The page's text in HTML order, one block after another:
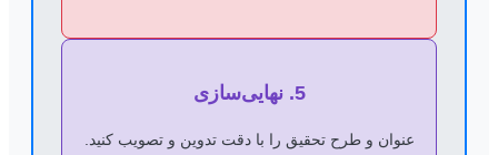
5. نهایی‌سازی
عنوان و طرح تحقیق را با دقت تدوین و تصویب کنید.